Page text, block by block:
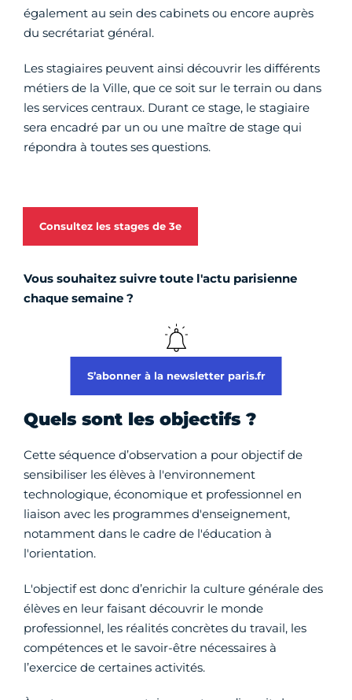
également au sein des cabinets ou encore auprès
du secrétariat général.
Les stagiaires peuvent ainsi découvrir les différents
métiers de la Ville, que ce soit sur le terrain ou dans
les services centraux. Durant ce stage, le stagiaire
sera encadré par un ou une maître de stage qui
répondra à toutes ses questions.
Consultez les stages de 3e
Vous souhaitez suivre toute l'actu parisienne
chaque semaine ?
S’abonner à la newsletter paris.fr
Quels sont les objectifs ?
Cette séquence d’observation a pour objectif de
sensibiliser les élèves à l'environnement
technologique, économique et professionnel en
liaison avec les programmes d'enseignement,
notamment dans le cadre de l'éducation à
l'orientation.
L'objectif est donc d’enrichir la culture générale des
élèves en leur faisant découvrir le monde
professionnel, les réalités concrètes du travail, les
compétences et le savoir-être nécessaires à
l’exercice de certaines activités.